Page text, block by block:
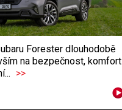
Forester dlouhodobě
na bezpečnost, komfort
>>